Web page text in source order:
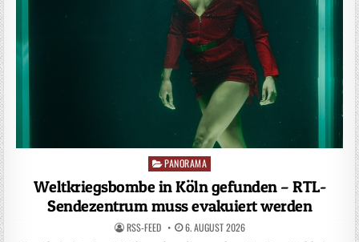
Posted
PANORAMA
Weltkriegsbombe in Köln gefunden – RTL-
Sendezentrum muss evakuiert werden
RSS-FEED 6. AUGUST 2026